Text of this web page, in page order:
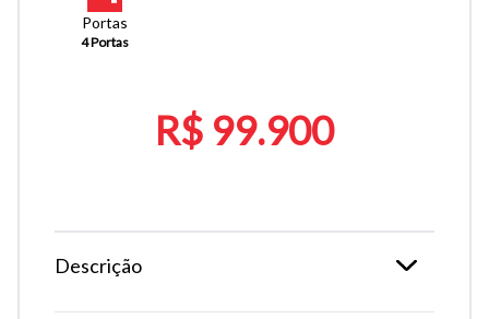
Portas
4 Portas
R$ 99.900
Descrição